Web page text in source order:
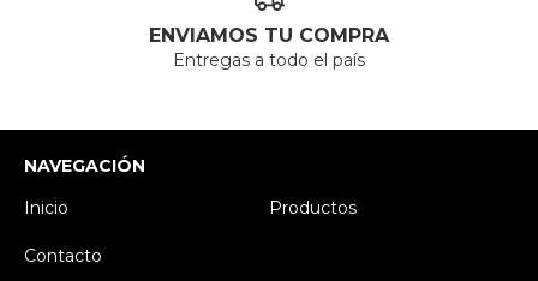
ENVIAMOS TU COMPRA
Entregas a todo el país
NAVEGACIÓN
Inicio
Productos
Contacto